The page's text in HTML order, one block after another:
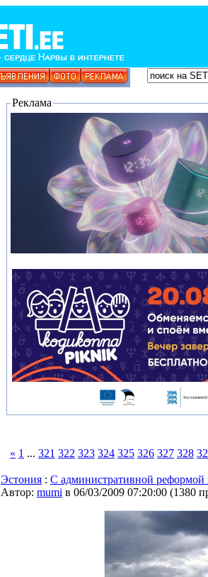
Реклама
« 1 ... 321 322 323 324 325 326 327 328
Эстония : С административной реформой
Автор: mumi в 06/03/2009 07:20:00 (1380